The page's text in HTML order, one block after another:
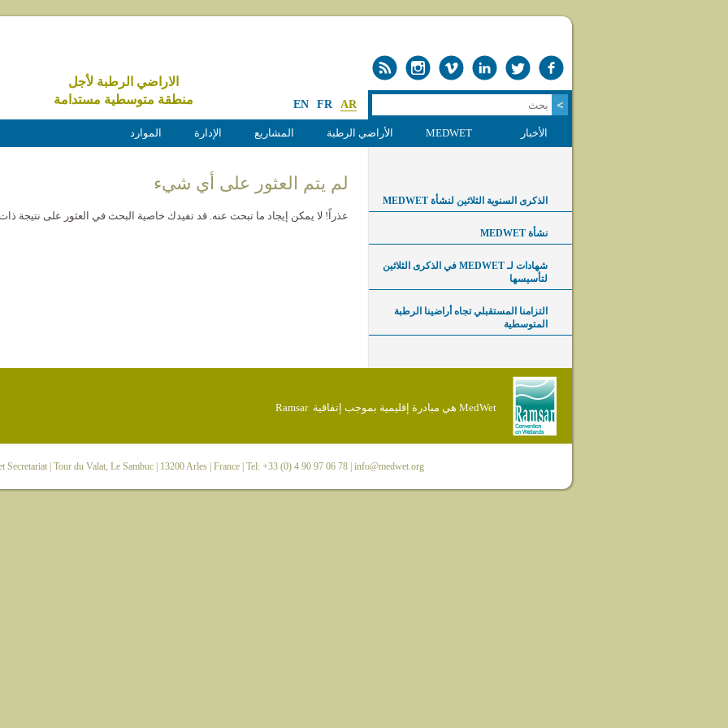
الاراضي الرطبة لأجل
منطقة متوسطية مستدامة
EN FR AR
الأخبار MEDWET الأراضي الرطبة المشاريع الإدارة الموارد
لم يتم العثور على أي شيء
عذراً! لا يمكن إيجاد ما تبحث عنه. قد تفيدك خاصية البحث في العثور على نتيجة
الذكرى السنوية الثلاثين لنشأة MEDWET
نشأة MEDWET
شهادات لـ MEDWET في الذكرى الثلاثين
لتأسيسها
التزامنا المستقبلي تجاه أراضينا الرطبة
المتوسطية
MedWet هي مبادرة إقليمية بموجب إتفاقية Ramsar
Secretariat| Tour du Valat, Le Sambuc | 13200 Arles | France | Tel: +33 (0) 4 90 97 06 78 | info@medwet.org